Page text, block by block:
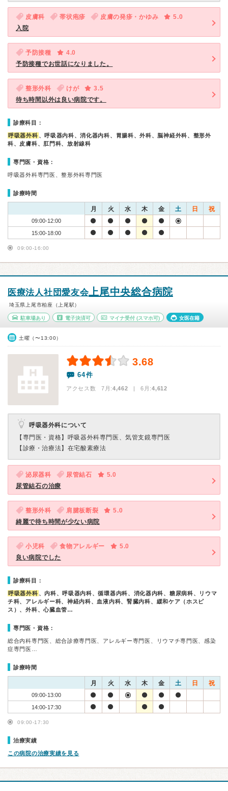
皮膚科 帯状疱疹 皮膚の発疹・かゆみ
5.0
入院
予防接種
4.0
予防接種でお世話になりました。
整形外科 けが
3.5
待ち時間以外は良い病院です。
診療科目：
呼吸器外科 、呼吸器内科、消化器内科、胃腸科、外科、脳神経外科、整形外
科、皮膚科、肛門科、放射線科
専門医・資格：
呼吸器外科専門医、整形外科専門医
診療時間
月 火 水 木 金 土 日 祝
09:00-12:00
15:00-18:00
09:00-16:00
医療法人社団愛友会上尾中央総合病院
埼玉県上尾市柏座（上尾駅）
駐車場あり 電子決済可 マイナ受付 (スマホ可) 女医在籍
土曜（〜13:00）
3.68
64件
アクセス数 7月:4,462 | 6月:4,612
呼吸器外科について
【専門医・資格】 呼吸器外科専門医、気管支鏡専門医
【診療・治療法】 在宅酸素療法
泌尿器科 尿管結石
5.0
尿管結石の治療
整形外科 肩腱板断裂
5.0
綺麗で待ち時間が少ない病院
小児科 食物アレルギー
5.0
良い病院でした
診療科目：
呼吸器外科 、内科、呼吸器内科、循環器内科、消化器内科、糖尿病科、リウマ
チ科、アレルギー科、神経内科、血液内科、腎臓内科、緩和ケア（ホスピ
ス）、外科、心臓血管…
専門医・資格：
総合内科専門医、総合診療専門医、アレルギー専門医、リウマチ専門医、感染
症専門医…
診療時間
月 火 水 木 金 土 日 祝
09:00-13:00
14:00-17:30
09:00-17:30
治療実績
この病院の治療実績を見る